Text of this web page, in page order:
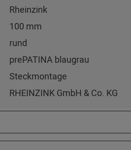
Rheinzink
100 mm
rund
prePATINA blaugrau
Steckmontage
RHEINZINK GmbH & Co. KG